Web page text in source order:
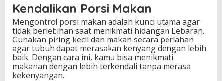
Kendalikan Porsi Makan
Mengontrol porsi makan adalah kunci utama agar
tidak berlebihan saat menikmati hidangan Lebaran.
Gunakan piring kecil dan makan secara perlahan
agar tubuh dapat merasakan kenyang dengan lebih
baik. Dengan cara ini, kamu bisa menikmati
makanan dengan lebih terkendali tanpa merasa
kekenyangan.